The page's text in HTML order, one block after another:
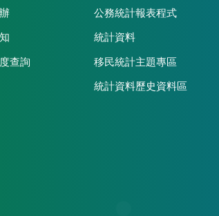
查詢
公務統計報表程式
統計資料
移民統計主題專區
統計資料歷史資料區